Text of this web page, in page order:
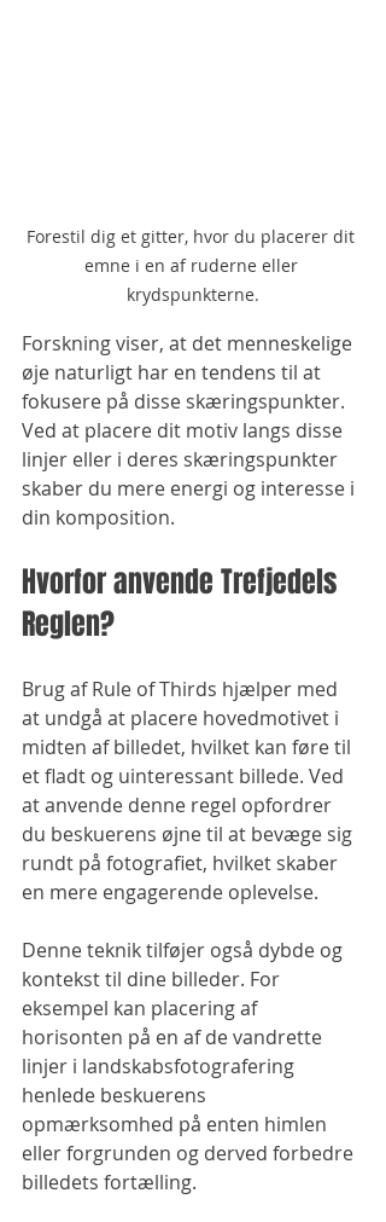
Forestil dig et gitter, hvor du placerer dit
emne i en af ruderne eller
krydspunkterne.
Forskning viser, at det menneskelige
øje naturligt har en tendens til at
fokusere på disse skæringspunkter.
Ved at placere dit motiv langs disse
linjer eller i deres skæringspunkter
skaber du mere energi og interesse i
din komposition.
Hvorfor anvende Trefjedels
Reglen?
Brug af Rule of Thirds hjælper med
at undgå at placere hovedmotivet i
midten af ​​billedet, hvilket kan føre til
et fladt og uinteressant billede. Ved
at anvende denne regel opfordrer
du beskuerens øjne til at bevæge sig
rundt på fotografiet, hvilket skaber
en mere engagerende oplevelse.
Denne teknik tilføjer også dybde og
kontekst til dine billeder. For
eksempel kan placering af
horisonten på en af ​​de vandrette
linjer i landskabsfotografering
henlede beskuerens
opmærksomhed på enten himlen
eller forgrunden og derved forbedre
billedets fortælling.